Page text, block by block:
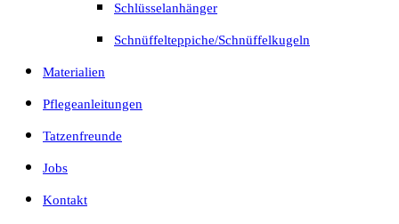
Schlüsselanhänger
Schnüffelteppiche/Schnüffelkugeln
Materialien
Pflegeanleitungen
Tatzenfreunde
Jobs
Kontakt